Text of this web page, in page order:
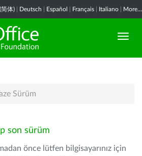
简体) Deutsch Español Français Italiano More...
Sürüm
son sürüm
önce lütfen bilgisayarınız için